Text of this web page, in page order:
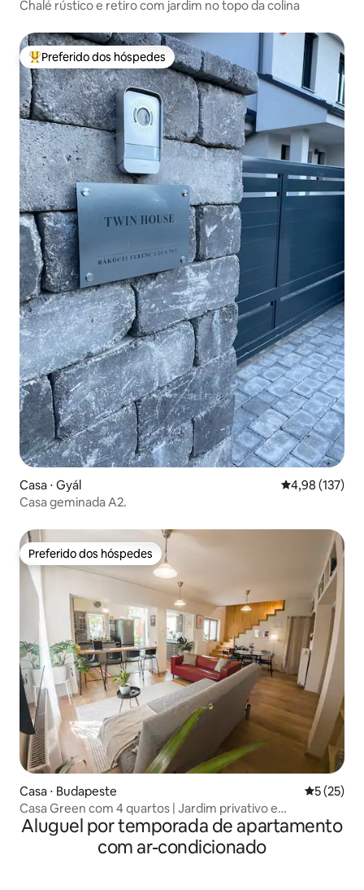
Chalé rústico e retiro com jardim no topo da colina
Entre os melhores preferidos dos hóspedes
Preferido dos hóspedes
Casa ⋅ Gyál 4,98 de uma
4,98 (137)
Casa geminada A2.
Preferido dos hóspedes
Preferido dos hóspedes
Casa ⋅ Budapeste 5 de uma
5 (25)
Casa Green com 4 quartos | Jardim privativo e
estacionamento gratuito
Aluguel por temporada de apartamento
com ar-condicionado